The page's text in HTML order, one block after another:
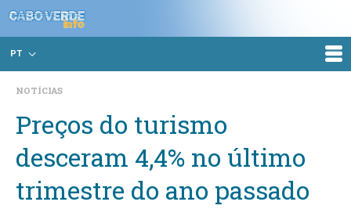
PT
NOTÍCIAS
Preços do turismo
desceram 4,4% no último
trimestre do ano passado